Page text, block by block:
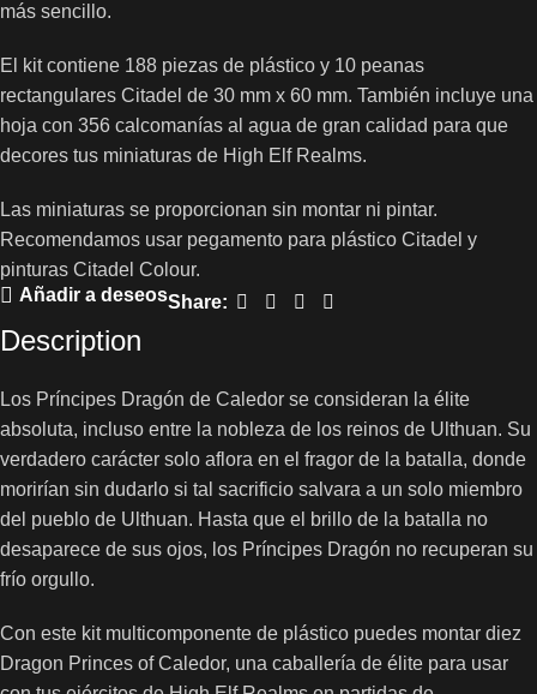
más sencillo.
El kit contiene 188 piezas de plástico y 10 peanas
rectangulares Citadel de 30 mm x 60 mm. También incluye una
hoja con 356 calcomanías al agua de gran calidad para que
decores tus miniaturas de High Elf Realms.
Las miniaturas se proporcionan sin montar ni pintar.
Recomendamos usar pegamento para plástico Citadel y
pinturas Citadel Colour.
Añadir a deseosShare:
Description
Los Príncipes Dragón de Caledor se consideran la élite
absoluta, incluso entre la nobleza de los reinos de Ulthuan. Su
verdadero carácter solo aflora en el fragor de la batalla, donde
morirían sin dudarlo si tal sacrificio salvara a un solo miembro
del pueblo de Ulthuan. Hasta que el brillo de la batalla no
desaparece de sus ojos, los Príncipes Dragón no recuperan su
frío orgullo.
Con este kit multicomponente de plástico puedes montar diez
Dragon Princes of Caledor, una caballería de élite para usar